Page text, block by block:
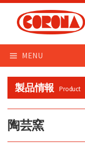
Skip
content
MENU
製品情報 Product
陶芸窯